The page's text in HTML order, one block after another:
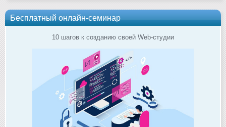
Бесплатный онлайн-семинар
10 шагов к созданию своей Web-студии